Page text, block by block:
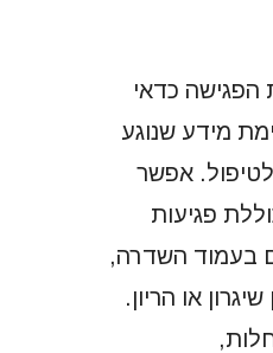
כדאי
מידע שנוגע
אפשר
פגיעות
בעמוד השדרה,
או הריון.